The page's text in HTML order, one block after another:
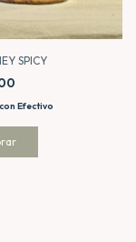
SPICY
con Efectivo